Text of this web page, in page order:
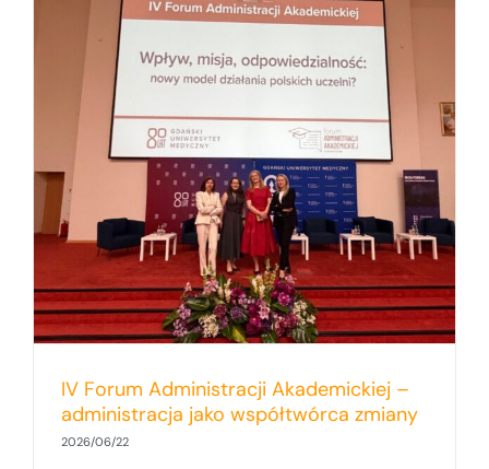
IV Forum Administracji Akademickiej –
administracja jako współtwórca zmiany
2026/06/22